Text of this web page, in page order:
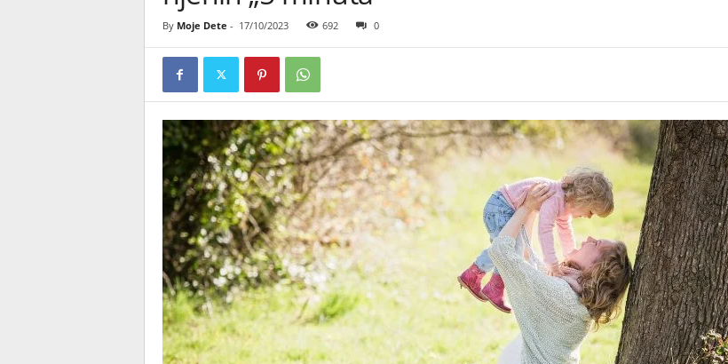
By Moje Dete - 17/10/2023 692 0